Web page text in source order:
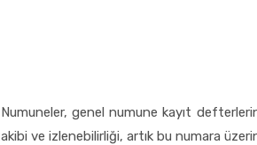
genel numune kayıt
ve izlenebilirliği, artık bu numara